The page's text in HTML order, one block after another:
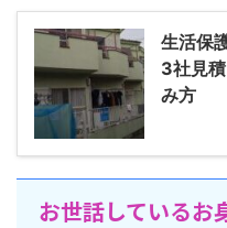
生活保
3社見
み方
お世話しているお